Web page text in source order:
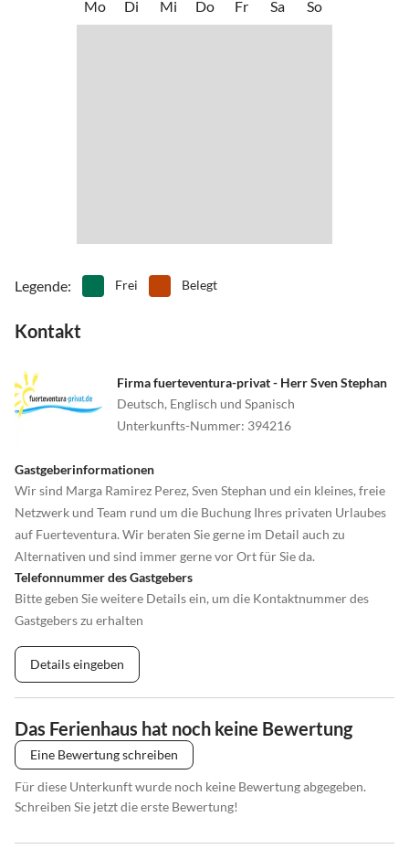
Wellness
ländliche Ambiente und die Ruhe in diesem stilvollen Haus.
Mo
Di Mi Do Fr Sa So
Legende: Frei Belegt
Kontakt
Firma fuerteventura-privat - Herr Sven Stephan
Deutsch, Englisch und Spanisch
Unterkunfts-Nummer: 394216
Gastgeberinformationen
Wir sind Marga Ramirez Perez, Sven Stephan und ein kleines, freie
Netzwerk und Team rund um die Buchung Ihres privaten Urlaubes
auf Fuerteventura. Wir beraten Sie gerne im Detail auch zu
Alternativen und sind immer gerne vor Ort für Sie da.
Telefonnummer des Gastgebers
Bitte geben Sie weitere Details ein, um die Kontaktnummer des
Gastgebers zu erhalten
Details eingeben
Das Ferienhaus hat noch keine Bewertung
Eine Bewertung schreiben
Für diese Unterkunft wurde noch keine Bewertung abgegeben.
Schreiben Sie jetzt die erste Bewertung!